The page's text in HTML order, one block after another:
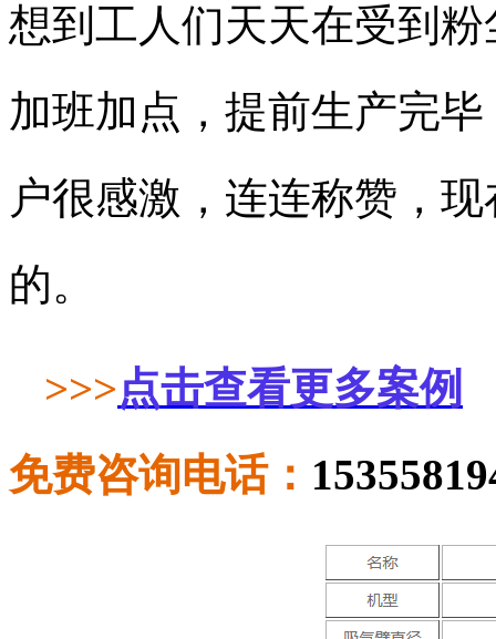
想到工人们天天在受到
加班加点，提前生产完
户很感激，连连称赞，
的。
>>>点击查看更多案例
免费咨询电话：